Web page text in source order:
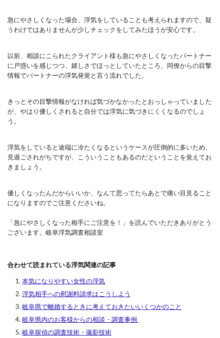
急にやさしくなった場合、浮気をしていることも考えられますので、疑
うわけではありませんが少しチェックをしてみたほうが安心です。
以前、相談にこられたクライアント様も急にやさしくなったパートナー
に戸惑いを感じつつ、嬉しさでほっとしていたところ、同僚からの目撃
情報でパートナーの浮気発覚と言う流れでした。
きっとその目撃情報がなければ気づかなかったとおっしゃっていました
が、やはり優しくされると自分では浮気に気づきにくくなるのでしょ
う。
浮気をしていると途端に冷たくなるというケースが圧倒的に多いため、
見過ごされがちですが、こういうこともあるのだということを覚えてお
きましょう。
優しくなったんだからいいか、なんて思ってたらあとで痛い目見ること
になりますのでご注意くださいね。
「急にやさしくなった相手にご注意を！」を読んでいただきありがとう
ございます。岐阜浮気調査相談室
合わせて読まれている浮気関連の記事
本気になりやすい女性の浮気
浮気相手への慰謝料請求はこうしよう
岐阜県で離婚するときに考えておきたいいくつかのこと
岐阜県内のお客様からの相談・調査事例
岐阜探偵の調査技術・撮影技術